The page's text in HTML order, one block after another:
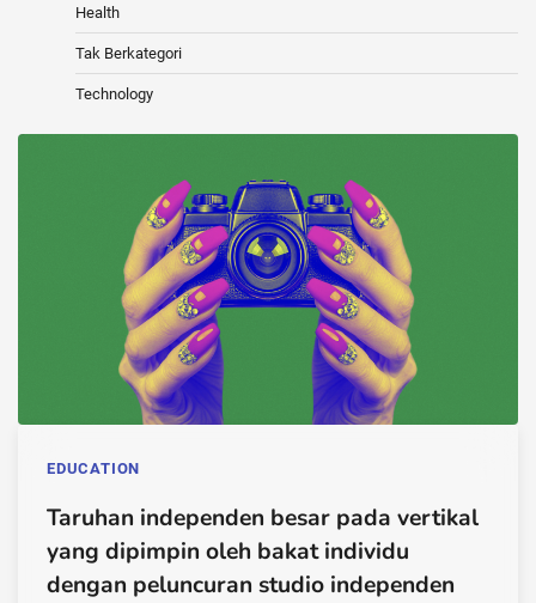
Health
Tak Berkategori
Technology
EDUCATION
Taruhan independen besar pada vertikal
yang dipimpin oleh bakat individu
dengan peluncuran studio independen